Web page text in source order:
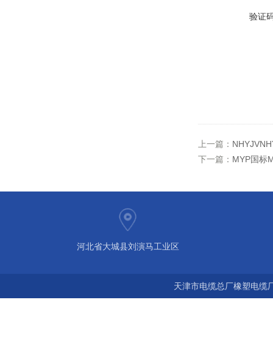
验证
上一篇：
下一篇： MYP国标
河北省大城县刘演马工业区
天津市电缆总厂橡塑电